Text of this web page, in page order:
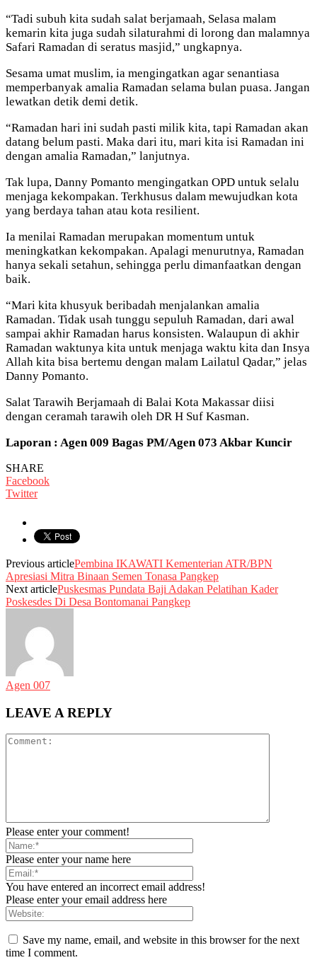
“Tadi subuh kita sudah salat berjamaah, Selasa malam
kemarin kita juga sudah silaturahmi di lorong dan malamnya
Safari Ramadan di seratus masjid,” ungkapnya.
Sesama umat muslim, ia mengingatkan agar senantiasa
memperbanyak amalia Ramadan selama bulan puasa. Jangan
lewatkan detik demi detik.
“Ramadan hari ini sudah pasti milik kita, tapi Ramadan akan
datang belum pasti. Maka dari itu, mari kita isi Ramadan ini
dengan amalia Ramadan,” lanjutnya.
Tak lupa, Danny Pomanto mengingatkan OPD untuk selalu
menjaga kekompakan. Terkhusus dalam mewujudkan kota
yang berdaya tahan atau kota resilient.
Ia menilai Ramadan merupakan momentum untuk
meningkatkan kekompakan. Apalagi menurutnya, Ramadan
hanya sekali setahun, sehingga perlu dimanfaatkan dengan
baik.
“Mari kita khusyuk beribadah menjalankan amalia
Ramadan. Tidak usah tunggu sepuluh Ramadan, dari awal
sampai akhir Ramadan harus konsisten. Walaupun di akhir
Ramadan waktunya kita untuk menjaga waktu kita dan Insya
Allah kita bisa bertemu dengan malam Lailatul Qadar,” jelas
Danny Pomanto.
Salat Tarawih Berjamaah di Balai Kota Makassar diisi
dengan ceramah tarawih oleh DR H Suf Kasman.
Laporan : Agen 009 Bagas PM/Agen 073 Akbar Kuncir
SHARE
Facebook
Twitter
Previous articlePembina IKAWATI Kementerian ATR/BPN
Apresiasi Mitra Binaan Semen Tonasa Pangkep
Next articlePuskesmas Pundata Baji Adakan Pelatihan Kader
Poskesdes Di Desa Bontomanai Pangkep
Agen 007
LEAVE A REPLY
Please enter your comment!
Please enter your name here
You have entered an incorrect email address!
Please enter your email address here
Save my name, email, and website in this browser for the next
time I comment.